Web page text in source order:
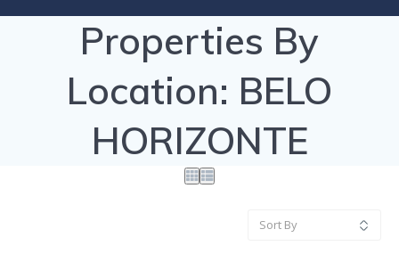
Properties By
Location: BELO
HORIZONTE